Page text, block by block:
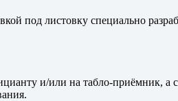
под листовку специально
и/или на табло-приёмник, а